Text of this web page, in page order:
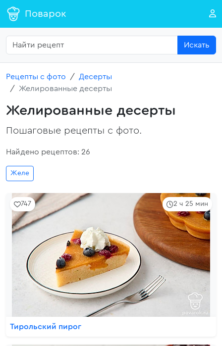
Поварок
Искать
Рецепты с фото
Десерты
Желированные десерты
Желированные десерты
Пошаговые рецепты с фото.
Найдено рецептов: 26
Желе
2 ч 25 мин
747
Тирольский пирог